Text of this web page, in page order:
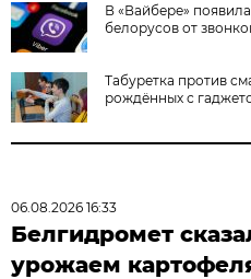
В «Вайбере»
белорусов от
Табуретка против
рождённых с
06.08.2026 16:33
Белгидромет
урожаем